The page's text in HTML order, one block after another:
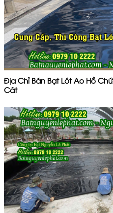
Địa Chỉ Bán Bạt Lót Ao Hồ
Cát